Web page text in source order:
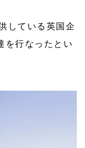
している英国企
行なったとい